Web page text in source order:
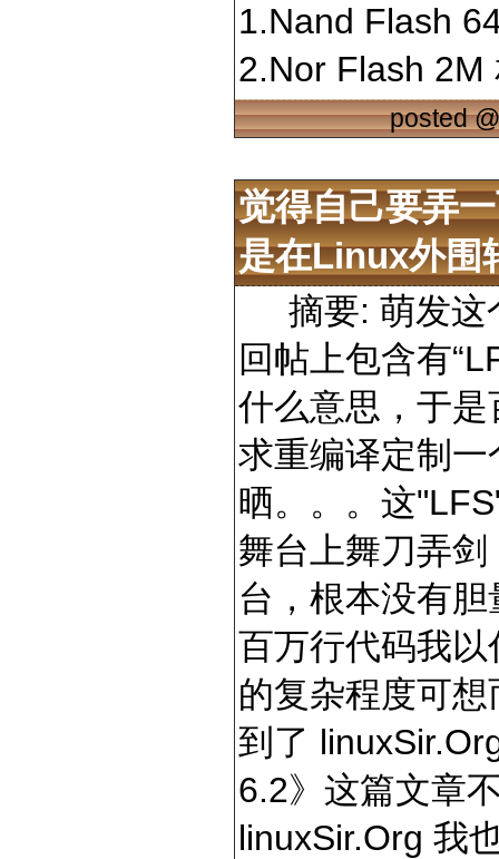
1.Nand Flash
2.Nor Flash
posted
觉得自己要弄
是在linux外围
摘要: 萌发这
回帖上包含有
什么意思，于是
求重编译定制一
晒。。。这
舞台上舞刀弄
台，根本没有
百万行代码我
的复杂程度可
到了
6.2》这篇文章
linuxSir.Org 我